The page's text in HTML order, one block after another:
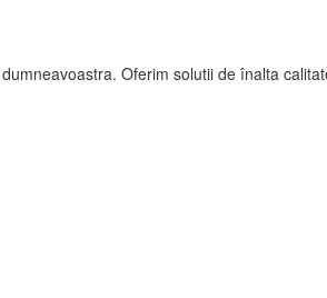
Oferim solutii de înalta